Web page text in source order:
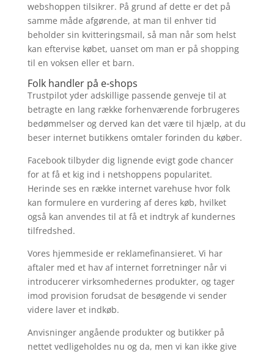
webshoppen tilsikrer. På grund af dette er det på
samme måde afgørende, at man til enhver tid
beholder sin kvitteringsmail, så man når som helst
kan eftervise købet, uanset om man er på shopping
til en voksen eller et barn.
Folk handler på e-shops
Trustpilot yder adskillige passende genveje til at
betragte en lang række forhenværende forbrugeres
bedømmelser og derved kan det være til hjælp, at du
beser internet butikkens omtaler forinden du køber.
Facebook tilbyder dig lignende evigt gode chancer
for at få et kig ind i netshoppens popularitet.
Herinde ses en række internet varehuse hvor folk
kan formulere en vurdering af deres køb, hvilket
også kan anvendes til at få et indtryk af kundernes
tilfredshed.
Vores hjemmeside er reklamefinansieret. Vi har
aftaler med et hav af internet forretninger når vi
introducerer virksomhedernes produkter, og tager
imod provision forudsat de besøgende vi sender
videre laver et indkøb.
Anvisninger angående produkter og butikker på
nettet vedligeholdes nu og da, men vi kan ikke give